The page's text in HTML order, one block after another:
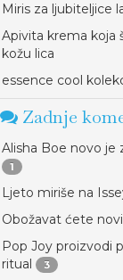
Miris za ljubiteljice
Apivita krema koja
kožu lica
essence cool
Zadnje
Alisha Boe novo
1
Ljeto miriše na
Obožavat ćete
Pop Joy proizvodi
ritual
3